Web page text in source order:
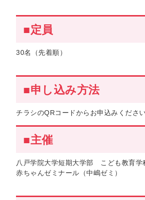
■定員
30名（先着順）
■申し込み方法
チラシのQRコードからお申込みくださ
■主催
八戸学院大学短期大学部 こども教育学
赤ちゃんゼミナール（中嶋ゼミ）